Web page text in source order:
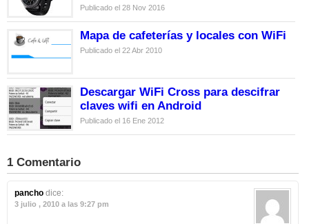
Publicado el 28 Nov 2016
Mapa de cafeterías y locales con WiFi
Publicado el 22 Abr 2010
Descargar WiFi Cross para descifrar
claves wifi en Android
Publicado el 16 Ene 2012
1 Comentario
pancho dice:
3 julio , 2010 a las 9:27 pm